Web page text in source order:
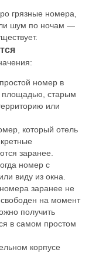
грязные номера,
шум по ночам —
номер в
площадью, старым
или
который отель
заранее.
номер с
виду из окна.
заранее не
свободен на момент
получить
в самом простом
корпусе